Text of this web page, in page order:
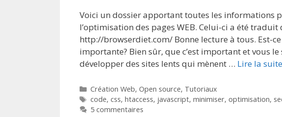
Voici un dossier apportant toutes les informations
l’optimisation des pages WEB. Celui-ci a été traduit
http://browserdiet.com/ Bonne lecture à tous. Est-
importante? Bien sûr, que c’est important et vous
développer des sites lents qui mènent … Lire la suite
Catégories
Création Web, Open source, Tutoriaux
Étiquettes
code, css, htaccess, javascript, minimiser, optimisation,
5 commentaires